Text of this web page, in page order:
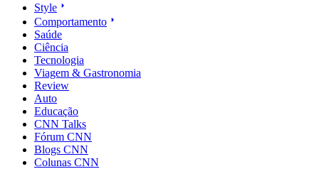
Style
Comportamento
Saúde
Ciência
Tecnologia
Viagem & Gastronomia
Review
Auto
Educação
CNN Talks
Fórum CNN
Blogs CNN
Colunas CNN